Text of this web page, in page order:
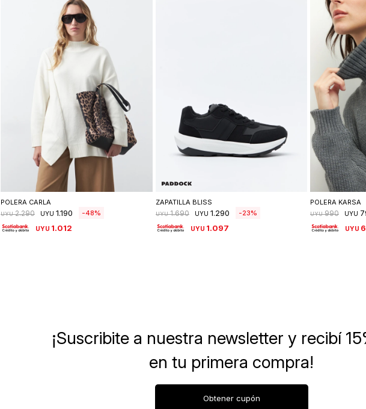
Seleccionar talle
POLERA CARLA
UYU 2.290 UYU 1.190 48
UYU 1.012
ZAPATILLA BLISS
UYU 1.690 UYU 1.290 23
UYU 1.097
POLERA KARSA
UYU 990 UYU
UYU
¡Suscribite a nuestra newsletter y recibí
en tu primera compra!
Obtener cupón